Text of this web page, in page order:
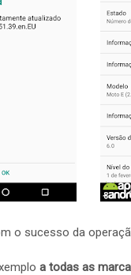
o sucesso da
a todas as